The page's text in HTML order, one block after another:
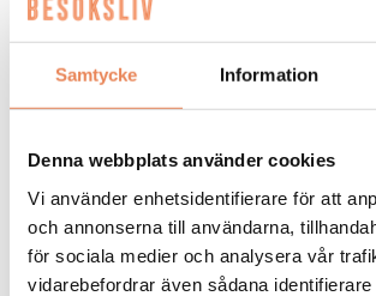
Samtycke Information
Denna webbplats använder cookies
Vi använder enhetsidentifierare för att
och annonserna till användarna,
för sociala medier och analysera vår
vidarebefordrar även sådana
General
Manager/
Arbetsgivare: Quality Hotel Grand
Placeringsort: Falun